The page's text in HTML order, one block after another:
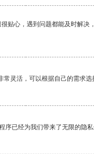
贴心，遇到问题都能及时解决
常灵活，可以根据自己的需求选
序已经为我们带来了无限的隐私